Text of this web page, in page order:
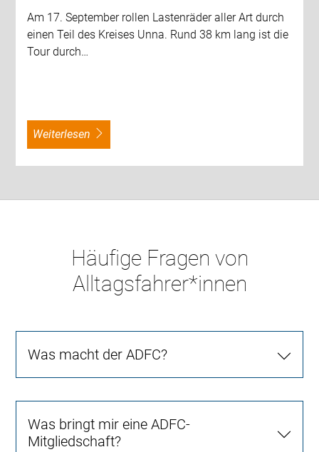
Am 17. September rollen Lastenräder aller Art durch
einen Teil des Kreises Unna. Rund 38 km lang ist die
Tour durch…
weiterlesen
Häufige Fragen von
Alltagsfahrer*innen
Was macht der ADFC?
Was bringt mir eine ADFC-
Mitgliedschaft?